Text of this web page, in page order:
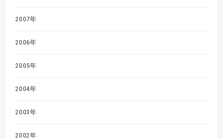
2007年
2006年
2005年
2004年
2003年
2002年